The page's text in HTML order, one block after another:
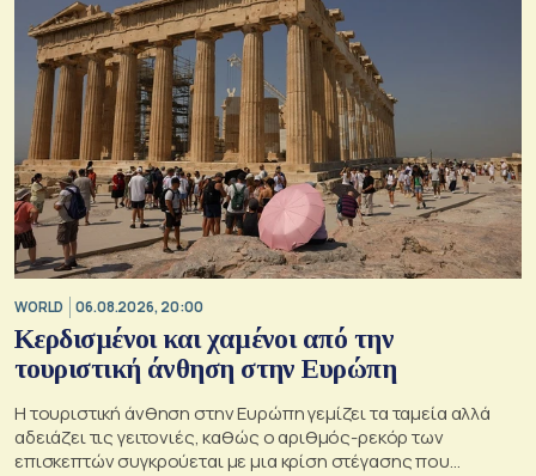
WORLD 06.08.2026, 20:00
Κερδισμένοι και χαμένοι από την
τουριστική άνθηση στην Ευρώπη
Η τουριστική άνθηση στην Ευρώπη γεμίζει τα ταμεία αλλά
αδειάζει τις γειτονιές, καθώς ο αριθμός-ρεκόρ των
επισκεπτών συγκρούεται με μια κρίση στέγασης που